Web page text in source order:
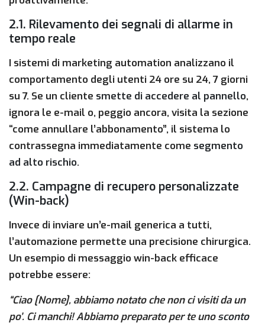
2.1. Rilevamento dei segnali di allarme in
tempo reale
I sistemi di marketing automation analizzano il
comportamento degli utenti 24 ore su 24, 7 giorni
su 7. Se un cliente smette di accedere al pannello,
ignora le e-mail o, peggio ancora, visita la sezione
“come annullare l’abbonamento”, il sistema lo
contrassegna immediatamente come segmento
ad alto rischio.
2.2. Campagne di recupero personalizzate
(Win-back)
Invece di inviare un’e-mail generica a tutti,
l’automazione permette una precisione chirurgica.
Un esempio di messaggio win-back efficace
potrebbe essere:
“Ciao [Nome], abbiamo notato che non ci visiti da un
po’. Ci manchi! Abbiamo preparato per te unosconto